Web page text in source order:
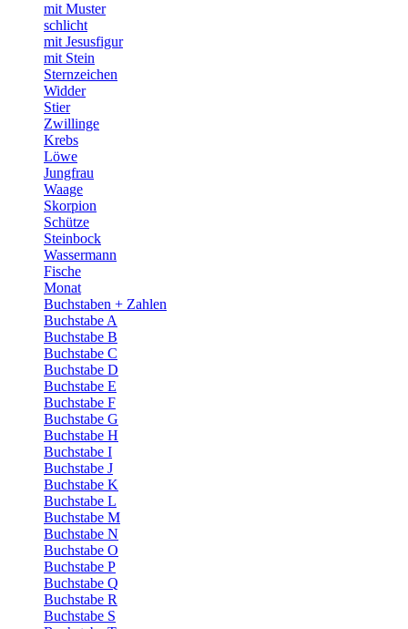
mit Muster
schlicht
mit Jesusfigur
mit Stein
Sternzeichen
Widder
Stier
Zwillinge
Krebs
Löwe
Jungfrau
Waage
Skorpion
Schütze
Steinbock
Wassermann
Fische
Monat
Buchstaben + Zahlen
Buchstabe A
Buchstabe B
Buchstabe C
Buchstabe D
Buchstabe E
Buchstabe F
Buchstabe G
Buchstabe H
Buchstabe I
Buchstabe J
Buchstabe K
Buchstabe L
Buchstabe M
Buchstabe N
Buchstabe O
Buchstabe P
Buchstabe Q
Buchstabe R
Buchstabe S